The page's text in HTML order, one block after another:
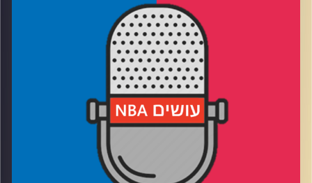
אורח: יואב מודעי, ערוץ הספורט
רבע 1: מה מביא לירידה הפתאומית בתוצאות, והאם הניקס
יכולים לעשות גמר מזרח
רבע 2: האם הוולבס הופכים לקבוצה שכולם ירצו לפגוש
רבע 3: מי שיפר עמדות במרוץ ל-MVP, ומי כנראה יצא ממנו